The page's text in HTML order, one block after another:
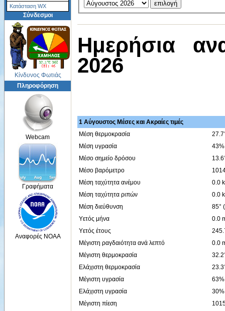
Κατάσταση WX
Σύνδεσμοι
Κίνδυνος Φωτιάς
Πληροφόρηση
Webcam
Γραφήματα
Αναφορές NOAA
Ημερήσια
2026
1 Αύγουστος Μέσες και Ακραίες τιμές
Μέση θερμοκρασία
Μέση υγρασία
43%
Μέσο σημείο δρόσου
Μέσο βαρόμετρο
Μέση ταχύτητα ανέμου
0.0
Μέση ταχύτητα ριπών
0.0
Μέση διεύθυνση
85°
Υετός μήνα
0.0
Υετός έτους
Μέγιστη ραγδαιότητα ανά λεπτό
0.0
Μέγιστη θερμοκρασία
Ελάχιστη θερμοκρασία
Μέγιστη υγρασία
63%
Ελάχιστη υγρασία
30%
Μέγιστη πίεση